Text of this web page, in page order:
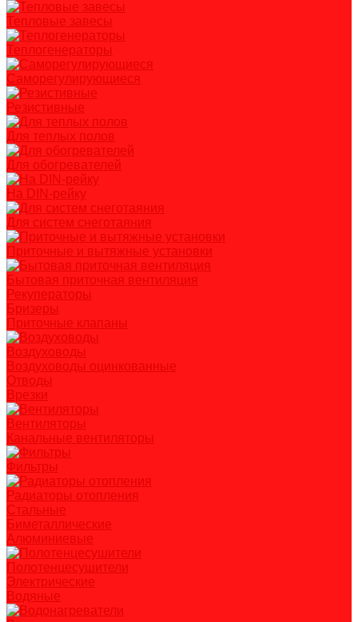
Тепловые завесы
Теплогенераторы
Саморегулирующиеся
Резистивные
Для теплых полов
Для обогревателей
На DIN-рейку
Для систем снеготаяния
Приточные и вытяжные установки
Бытовая приточная вентиляция
Рекуператоры
Бризеры
Приточные клапаны
Воздуховоды
Воздуховоды оцинкованные
Отводы
Врезки
Вентиляторы
Канальные вентиляторы
Фильтры
Радиаторы отопления
Стальные
Биметаллические
Алюминиевые
Полотенцесушители
Электрические
Водяные